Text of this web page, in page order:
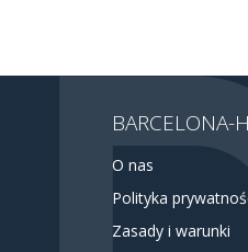
BARCELONA-
O nas
Polityka
Zasady i warunki